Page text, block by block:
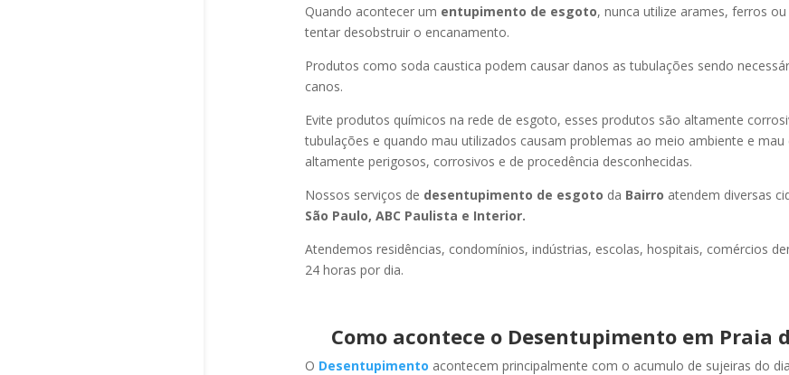
Quando acontecer um entupimento de esgoto, nunca utilize arames, ferros
tentar desobstruir o encanamento.
Produtos como soda caustica podem causar danos as tubulações sendo
canos.
Evite produtos químicos na rede de esgoto, esses produtos são altamente
tubulações e quando mau utilizados causam problemas ao meio ambiente e mau
altamente perigosos, corrosivos e de procedência desconhecidas.
Nossos serviços de desentupimento de esgoto da Bairro atendem diversas
São Paulo, ABC Paulista e Interior.
Atendemos residências, condomínios, indústrias, escolas, hospitais, comércios
24 horas por dia.
Como acontece o Desentupimento em Praia
O Desentupimento acontecem principalmente com o acumulo de sujeiras do